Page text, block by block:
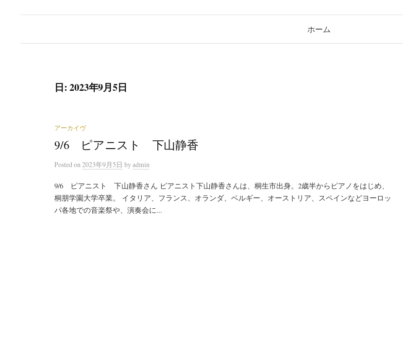
ホーム
日:2023年9月5日
アーカイヴ
9/6 ピアニスト 下山静香
Postedon 2023年9月5日 by admin
9/6 ピアニスト 下山静香さん ピアニスト下山静香さんは、桐生市出身。2歳半からピアノをはじめ、
桐朋学園大学卒業。 イタリア、フランス、オランダ、ベルギー、オーストリア、スペインなどヨーロッ
パ各地での音楽祭や、演奏会に...